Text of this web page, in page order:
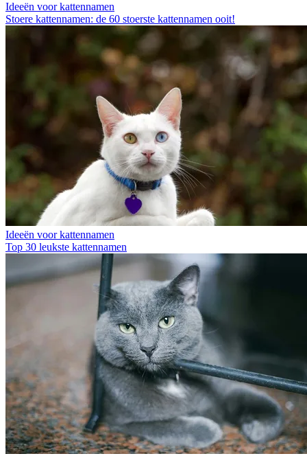
Ideeën voor kattennamen
Stoere kattennamen: de 60 stoerste kattennamen ooit!
Ideeën voor kattennamen
Top 30 leukste kattennamen